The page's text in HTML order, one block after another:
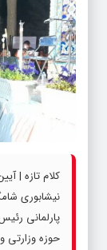
کلام تازه |
نیشابوری
پارلمانی
حوزه وزارتی